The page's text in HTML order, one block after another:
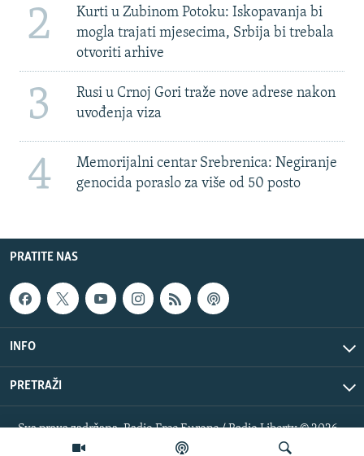
2
Kurti u Zubinom Potoku: Iskopavanja bi
mogla trajati mjesecima, Srbija bi trebala
otvoriti arhive
3
Rusi u Crnoj Gori traže nove adrese nakon
uvođenja viza
4
Memorijalni centar Srebrenica: Negiranje
genocida poraslo za više od 50 posto
PRATITE NAS
INFO
PRETRAŽI
Sva prava zadržana. Radio Free Europe / Radio Liberty © 2026
RFE/RL, Inc.